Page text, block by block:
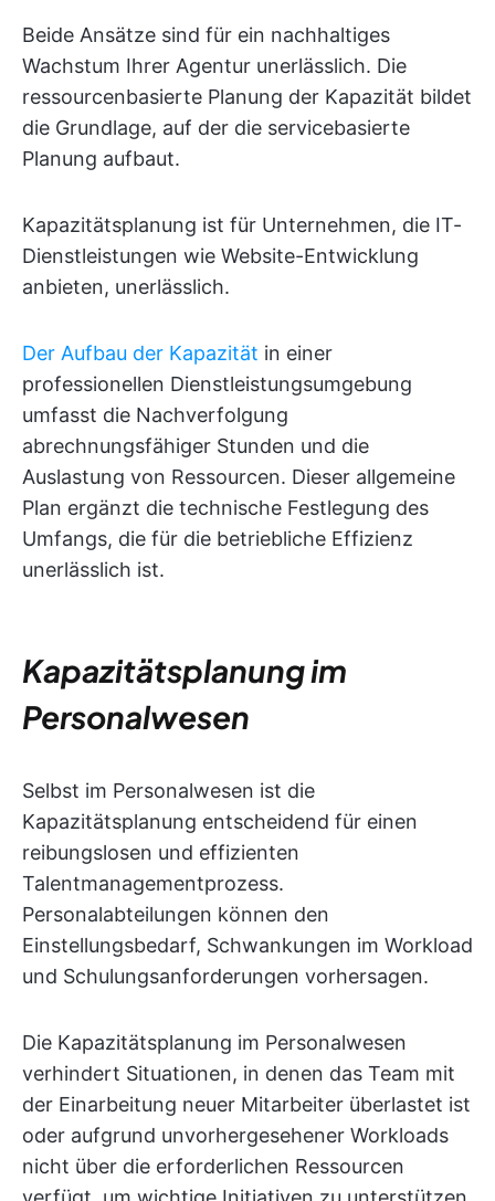
Beide Ansätze sind für ein nachhaltiges
Wachstum Ihrer Agentur unerlässlich. Die
ressourcenbasierte Planung der Kapazität bildet
die Grundlage, auf der die servicebasierte
Planung aufbaut.
Kapazitätsplanung ist für Unternehmen, die IT-
Dienstleistungen wie Website-Entwicklung
anbieten, unerlässlich.
Der Aufbau der Kapazität in einer
professionellen Dienstleistungsumgebung
umfasst die Nachverfolgung
abrechnungsfähiger Stunden und die
Auslastung von Ressourcen. Dieser allgemeine
Plan ergänzt die technische Festlegung des
Umfangs, die für die betriebliche Effizienz
unerlässlich ist.
Kapazitätsplanung im
Personalwesen
Selbst im Personalwesen ist die
Kapazitätsplanung entscheidend für einen
reibungslosen und effizienten
Talentmanagementprozess.
Personalabteilungen können den
Einstellungsbedarf, Schwankungen im Workload
und Schulungsanforderungen vorhersagen.
Die Kapazitätsplanung im Personalwesen
verhindert Situationen, in denen das Team mit
der Einarbeitung neuer Mitarbeiter überlastet ist
oder aufgrund unvorhergesehener Workloads
nicht über die erforderlichen Ressourcen